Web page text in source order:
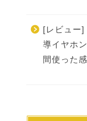
[レビュー]
導イヤホ
間使った